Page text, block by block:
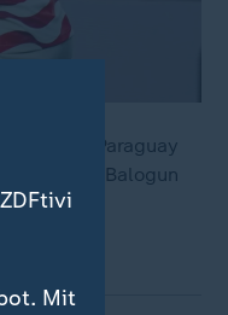
gegen Paraguay
Folarin Balogun
Mit